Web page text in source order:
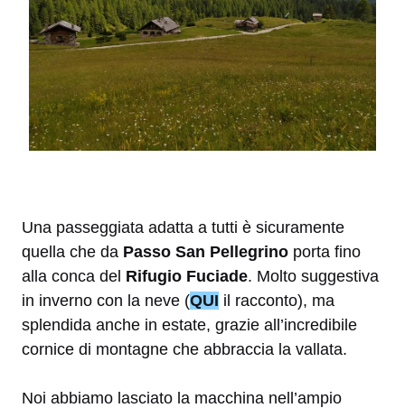
Una passeggiata adatta a tutti è sicuramente
quella che da Passo San Pellegrino porta fino
alla conca del Rifugio Fuciade. Molto suggestiva
in inverno con la neve (QUI il racconto), ma
splendida anche in estate, grazie all’incredibile
cornice di montagne che abbraccia la vallata.
Noi abbiamo lasciato la macchina nell’ampio